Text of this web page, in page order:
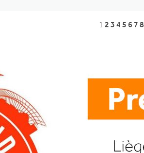
1 2 3 4 5 6 7 8